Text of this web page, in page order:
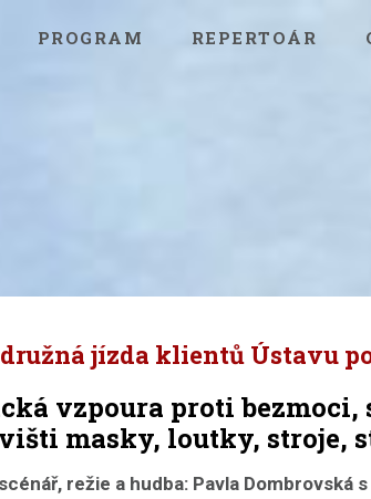
PROGRAM REPERTOÁR
jízda klientů Ústavu
vzpoura proti
masky, loutky, stroje,
režie a hudba: Pavla Dombrovská